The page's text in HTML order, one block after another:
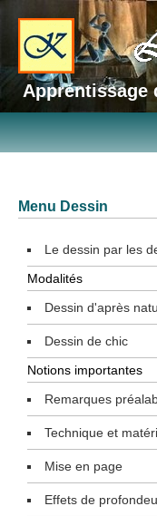
Apprentissage
Menu Dessin
Le dessin par les
Modalités
Dessin d'après
Dessin de chic
Notions importantes
Remarques
Technique et
Mise en page
Effets de